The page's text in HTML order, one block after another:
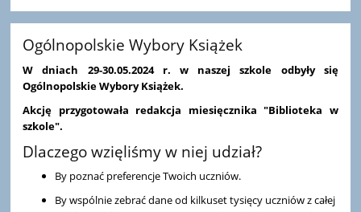
Ogólnopolskie Wybory Książek
W dniach 29-30.05.2024 r. w naszej szkole odbyły się
Ogólnopolskie Wybory Książek.
Akcję przygotowała redakcja miesięcznika "Biblioteka w
szkole".
Dlaczego wzięliśmy w niej udział?
By poznać preferencje Twoich uczniów.
By wspólnie zebrać dane od kilkuset tysięcy uczniów z całej